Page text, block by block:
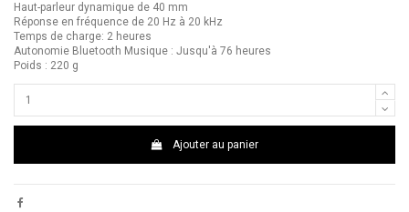
Haut-parleur dynamique de 40 mm
Réponse en fréquence de 20 Hz à 20 kHz
Temps de charge: 2 heures
Autonomie Bluetooth Musique : Jusqu'à 76 heures
Poids : 220 g
Ajouter au panier